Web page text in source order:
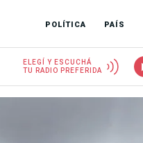
POLÍTICA PAÍS
ELEGÍ Y ESCUCHÁ
TU RADIO PREFERIDA